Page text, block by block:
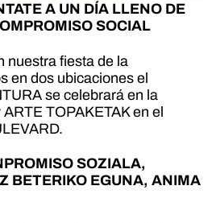
A UN DÍA LLENO DE
SOCIAL
nuestra fiesta de la
en dos ubicaciones el
se celebrará en la
TOPAKETAK en el
SOZIALA,
BETERIKO EGUNA, ANIMA